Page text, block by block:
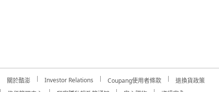
關於酷澎 Investor Relations Coupang使用者條款
退換貨政策